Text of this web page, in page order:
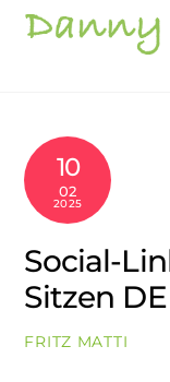
10
02
2025
Social-
Sitzen DE
FRITZ MATTI